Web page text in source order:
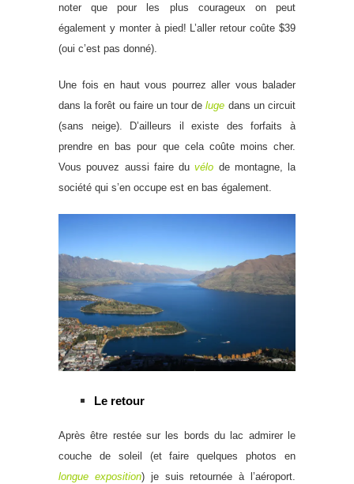
noter que pour les plus courageux on peut
également y monter à pied! L’aller retour coûte $39
(oui c’est pas donné).
Une fois en haut vous pourrez aller vous balader
dans la forêt ou faire un tour deluge dans un circuit
(sans neige). D’ailleurs il existe des forfaits à
prendre en bas pour que cela coûte moins cher.
Vous pouvez aussi faire duvélo de montagne, la
société qui s’en occupe est en bas également.
Le retour
Après être restée sur les bords du lac admirer le
couche de soleil (et faire quelques photos en
longue exposition) je suis retournée à l’aéroport.